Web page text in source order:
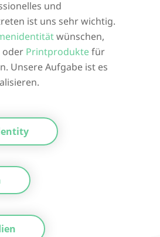
und
ist uns sehr wichtig.
wünschen,
oder Printproduktefür
Unsere Aufgabe ist es